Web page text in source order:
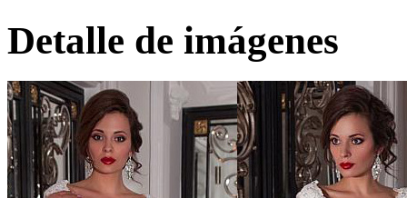
Detalle de imágenes